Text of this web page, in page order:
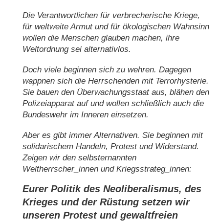
Die Verantwortlichen für verbrecherische Kriege,
für weltweite Armut und für ökologischen Wahnsinn
wollen die Menschen glauben machen, ihre
Weltordnung sei alternativlos.
Doch viele beginnen sich zu wehren. Dagegen
wappnen sich die Herrschenden mit Terrorhysterie.
Sie bauen den Überwachungsstaat aus, blähen den
Polizeiapparat auf und wollen schließlich auch die
Bundeswehr im Inneren einsetzen.
Aber es gibt immer Alternativen. Sie beginnen mit
solidarischem Handeln, Protest und Widerstand.
Zeigen wir den selbsternannten
Weltherrscher_innen und Kriegsstrateg_innen:
Eurer Politik des Neoliberalismus, des
Krieges und der Rüstung setzen wir
unseren Protest und gewaltfreien